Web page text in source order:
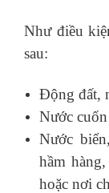
Như điều
sau:
Động đất,
Nước
Nước
hầm
hoặc nơi